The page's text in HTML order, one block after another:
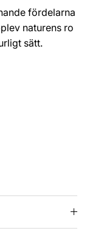
fördelarna
naturens ro
sätt.